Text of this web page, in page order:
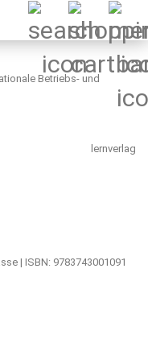
Betriebs- und
lernverlag